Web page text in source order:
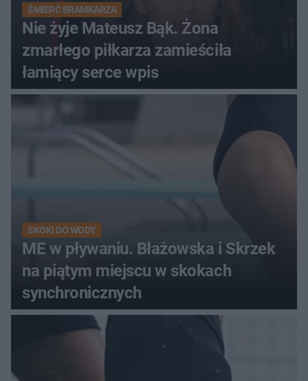
ŚMIERĆ BRAMKARZA
Nie żyje Mateusz Bąk. Żona
zmarłego piłkarza zamieściła
łamiący serce wpis
SKOKI DO WODY
ME w pływaniu. Błażowska i Skrzek
na piątym miejscu w skokach
synchronicznych